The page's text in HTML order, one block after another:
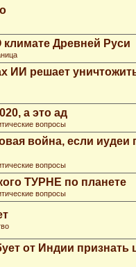
Древней Руси
ИИ решает
а это ад
вопросы
война, если иудеи
вопросы
ТУРНЕ по планете
вопросы
от Индии признать